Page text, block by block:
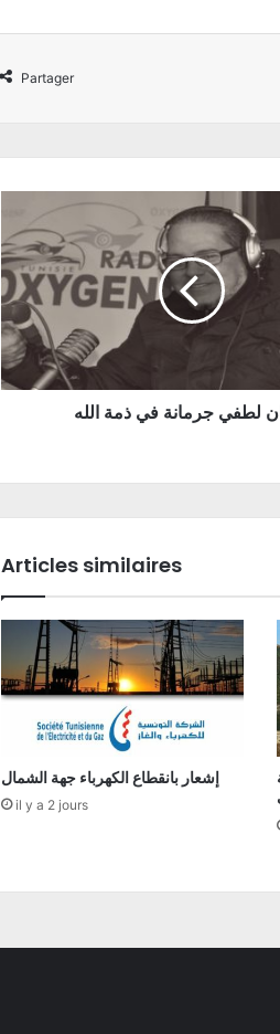
Partager
لطفي جرمانة في ذمة الله
Articles similaires
إشعار بانقطاع الكهرباء جهة الشمال
il y a 2 jours